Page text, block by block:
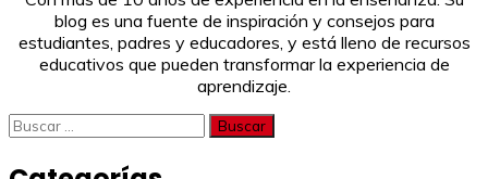
blog es una fuente de inspiración y consejos para
estudiantes, padres y educadores, y está lleno de recursos
educativos que pueden transformar la experiencia de
aprendizaje.
Buscar: